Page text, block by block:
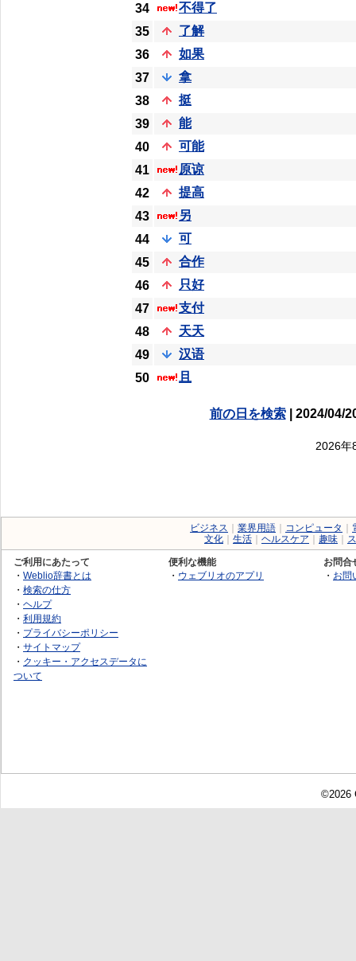
34
不得了
35
了解
36
如果
37
拿
38
挺
39
能
40
可能
41
原谅
42
提高
43
另
44
可
45
合作
46
只好
47
支付
48
天天
49
汉语
50
且
前の日を検索| 2024/04/
2026年
ビジネス 業界用語 コンピュータ
文化
生活 ヘルスケア 趣味
ご利用にあたって
・ Weblio辞書とは
・ 検索の仕方
・ ヘルプ
・ 利用規約
・ プライバシーポリシー
・ サイトマップ
・ クッキー・アクセスデータに
ついて
便利な機能
・ ウェブリオのアプリ
お問合
・ お問
©2026